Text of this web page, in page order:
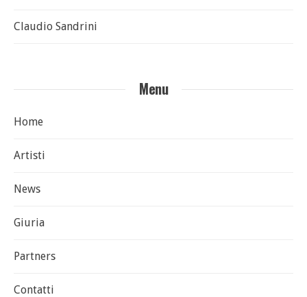
Claudio Sandrini
Menu
Home
Artisti
News
Giuria
Partners
Contatti